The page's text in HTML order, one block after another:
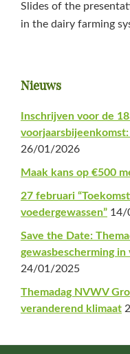
Slides of the
in the dairy farming
Primaire
Sidebar
Nieuws
Inschrijven voor de
26/01/2026
Maak kans op €500
27 februari
voedergewassen” 14/
Save the Date:
gewasbescherming
24/01/2025
Themadag NVWV
veranderend klimaat